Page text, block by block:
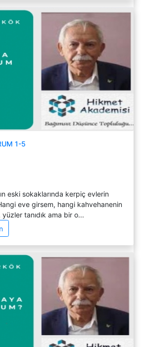
1-5
eski sokaklarında kerpiç evlerin
eve girsem, hangi kahvehanenin
yüzler tanıdık ama bir o...